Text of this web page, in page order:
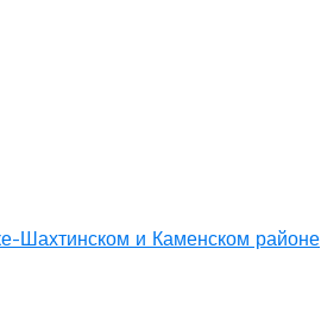
Шахтинском и Каменском районе